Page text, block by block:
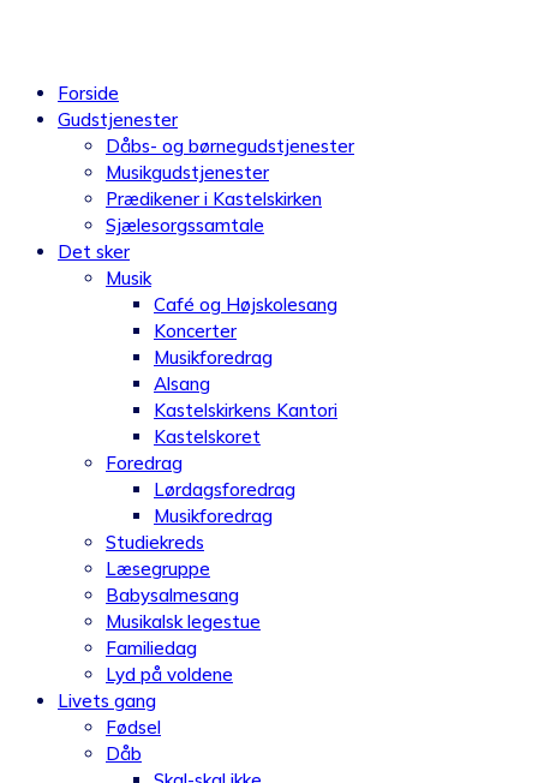
Forside
Gudstjenester
Dåbs- og børnegudstjenester
Musikgudstjenester
Prædikener i Kastelskirken
Sjælesorgssamtale
Det sker
Musik
Café og Højskolesang
Koncerter
Musikforedrag
Alsang
Kastelskirkens Kantori
Kastelskoret
Foredrag
Lørdagsforedrag
Musikforedrag
Studiekreds
Læsegruppe
Babysalmesang
Musikalsk legestue
Familiedag
Lyd på voldene
Livets gang
Fødsel
Dåb